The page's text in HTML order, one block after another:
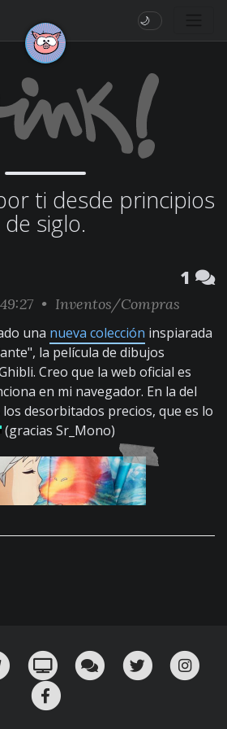
🌙
ti desde principios
de siglo.
1
• Inventos/Compras
una nueva colección inspiarada
la película de dibujos
Creo que la web oficial es
en mi navegador. En la del
desorbitados precios, que es lo
(gracias Sr_Mono)
un email!
¡Nuestro canal en Telegram!
Oink! TV Charla con nosotros
Twitter